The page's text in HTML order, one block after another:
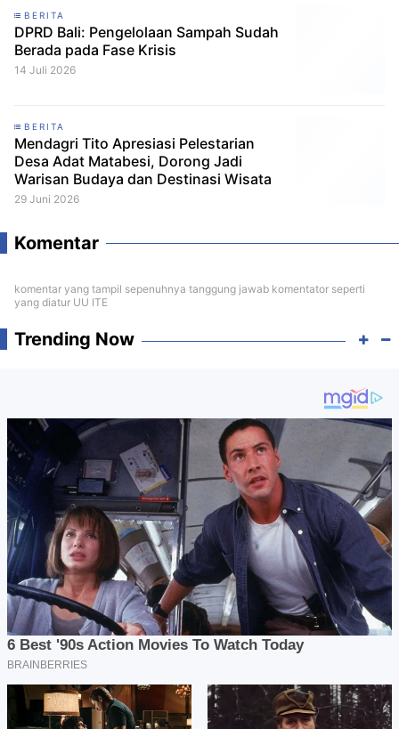
BERITA
DPRD Bali: Pengelolaan Sampah Sudah
Berada pada Fase Krisis
14 Juli 2026
BERITA
Mendagri Tito Apresiasi Pelestarian
Desa Adat Matabesi, Dorong Jadi
Warisan Budaya dan Destinasi Wisata
29 Juni 2026
Komentar
komentar yang tampil sepenuhnya tanggung jawab komentator seperti
yang diatur UU ITE
Trending Now